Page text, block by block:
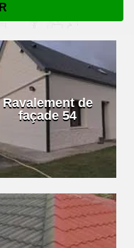
Ravalement de
façade 54